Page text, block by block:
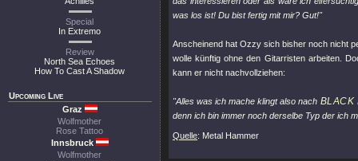
Special
In Extremo
Review
North Sea Echoes
How To Cast A Shadow
Upcoming Live
Graz
Wolfmother
Rose Tattoo
Innsbruck
Wolfmother
was los ist! Du bist fertig mit mir? Gut!"
Anscheinend hat Ozzy sich bisher noch nicht
wolle künftig ohne den Gitarristen arbeiten.
kann er nicht nachvollziehen:
"Alles was ich mache klingt also nach BLACK
denn ich bin immer noch derselbe Typ der ich
Quelle: Metal Hammer